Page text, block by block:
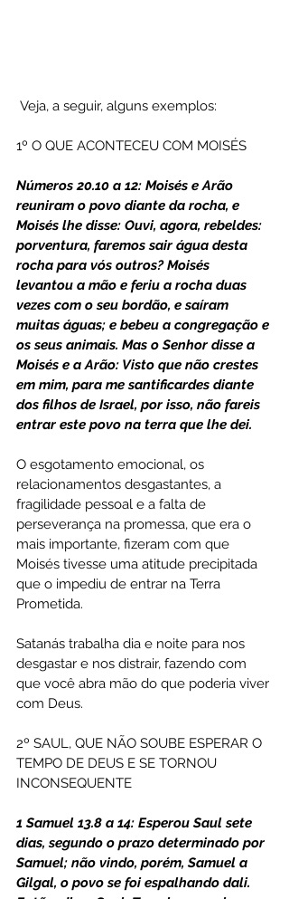
Veja, a seguir, alguns exemplos:
1º O QUE ACONTECEU COM MOISÉS
Números 20.10 a 12: Moisés e Arão
reuniram o povo diante da rocha, e
Moisés lhe disse: Ouvi, agora, rebeldes:
porventura, faremos sair água desta
rocha para vós outros? Moisés
levantou a mão e feriu a rocha duas
vezes com o seu bordão, e saíram
muitas águas; e bebeu a congregação e
os seus animais. Mas o Senhor disse a
Moisés e a Arão: Visto que não crestes
em mim, para me santificardes diante
dos filhos de Israel, por isso, não fareis
entrar este povo na terra que lhe dei.
O esgotamento emocional, os
relacionamentos desgastantes, a
fragilidade pessoal e a falta de
perseverança na promessa, que era o
mais importante, fizeram com que
Moisés tivesse uma atitude precipitada
que o impediu de entrar na Terra
Prometida.
Satanás trabalha dia e noite para nos
desgastar e nos distrair, fazendo com
que você abra mão do que poderia viver
com Deus.
2º SAUL, QUE NÃO SOUBE ESPERAR O
TEMPO DE DEUS E SE TORNOU
INCONSEQUENTE
1 Samuel 13.8 a 14: Esperou Saul sete
dias, segundo o prazo determinado por
Samuel; não vindo, porém, Samuel a
Gilgal, o povo se foi espalhando dali.